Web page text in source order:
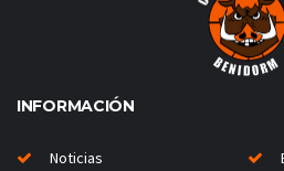
INFORMACIÓN
Noticias